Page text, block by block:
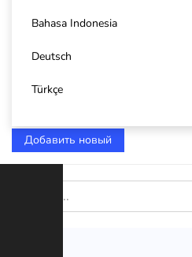
Bahasa Indonesia
Deutsch
Türkçe
Добавить новый